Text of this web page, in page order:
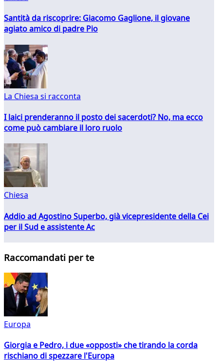
Santità da riscoprire: Giacomo Gaglione, il giovane
agiato amico di padre Pio
La Chiesa si racconta
I laici prenderanno il posto dei sacerdoti? No, ma ecco
come può cambiare il loro ruolo
Chiesa
Addio ad Agostino Superbo, già vicepresidente della Cei
per il Sud e assistente Ac
Raccomandati per te
Europa
Giorgia e Pedro, i due «opposti» che tirando la corda
rischiano di spezzare l'Europa